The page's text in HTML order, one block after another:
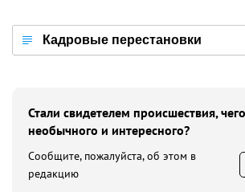
Кадровые перестановки
Стали свидетелем происшествия,
необычного и интересного?
Сообщите, пожалуйста, об этом в
редакцию